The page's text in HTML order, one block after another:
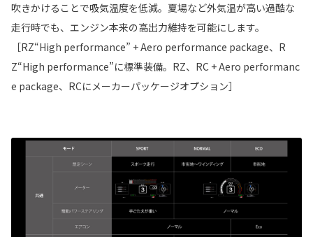
吹きかけることで吸気温度を低減。夏場など外気温が高い過酷な
走行時でも、エンジン本来の高出力維持を可能にします。
［RZ“High performance” + Aero performance package、R
Z“High performance”に標準装備。RZ、RC + Aero performanc
e package、RCにメーカーパッケージオプション］